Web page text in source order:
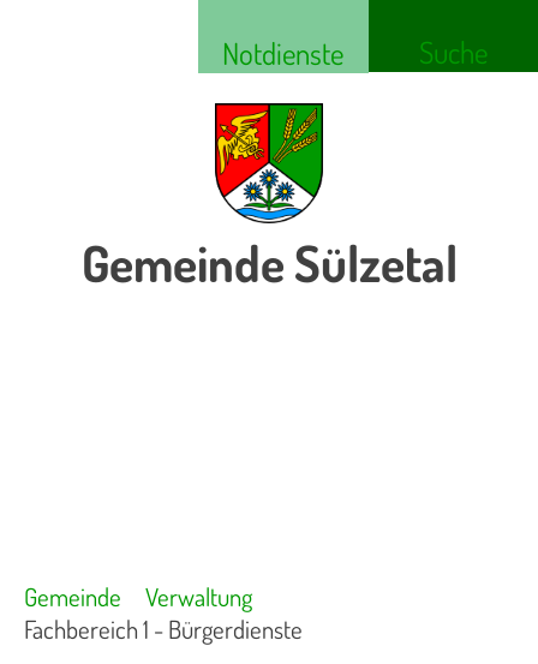
Notdienste Suche
Gemeinde Sülzetal
Gemeinde
Verwaltung
Fachbereich 1 - Bürgerdienste